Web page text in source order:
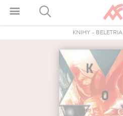
KNIHY - BELETRIA